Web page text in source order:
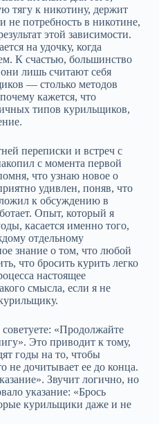
тягу к никотину, держит
не потребность в никотине,
этой зависимости.
на удочку, когда
К счастью, большинство
лишь считают себя
— столько методов
кажется, что
типов курильщиков,
переписки и встреч с
с момента первой
что узнаю новое о
удивлен, поняв, что
к обсуждению в
Опыт, который я
касается именно того,
отдельному
знание о том, что любой
что бросить курить легко
настоящее
смысла, если я не
«Продолжайте
Это приводит к тому,
годы на то, чтобы
не дочитывает ее до конца.
Звучит логично, но
указание: «Брось
курильщики даже и не